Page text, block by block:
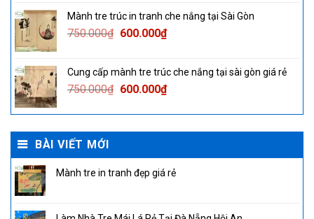
750.000₫.600.000₫.
Mành tre trúc in tranh che nắng tại Sài Gòn
750.000₫ Original
750.000₫.
600.000₫Current
600.000₫.
Cung cấp mành tre trúc che nắng tại sài gòn giá rẻ
750.000₫ Original
was:
750.000₫.
600.000₫Current
is:
600.000₫.
BÀI VIẾT MỚI
Mành tre in tranh đẹp giá rẻ